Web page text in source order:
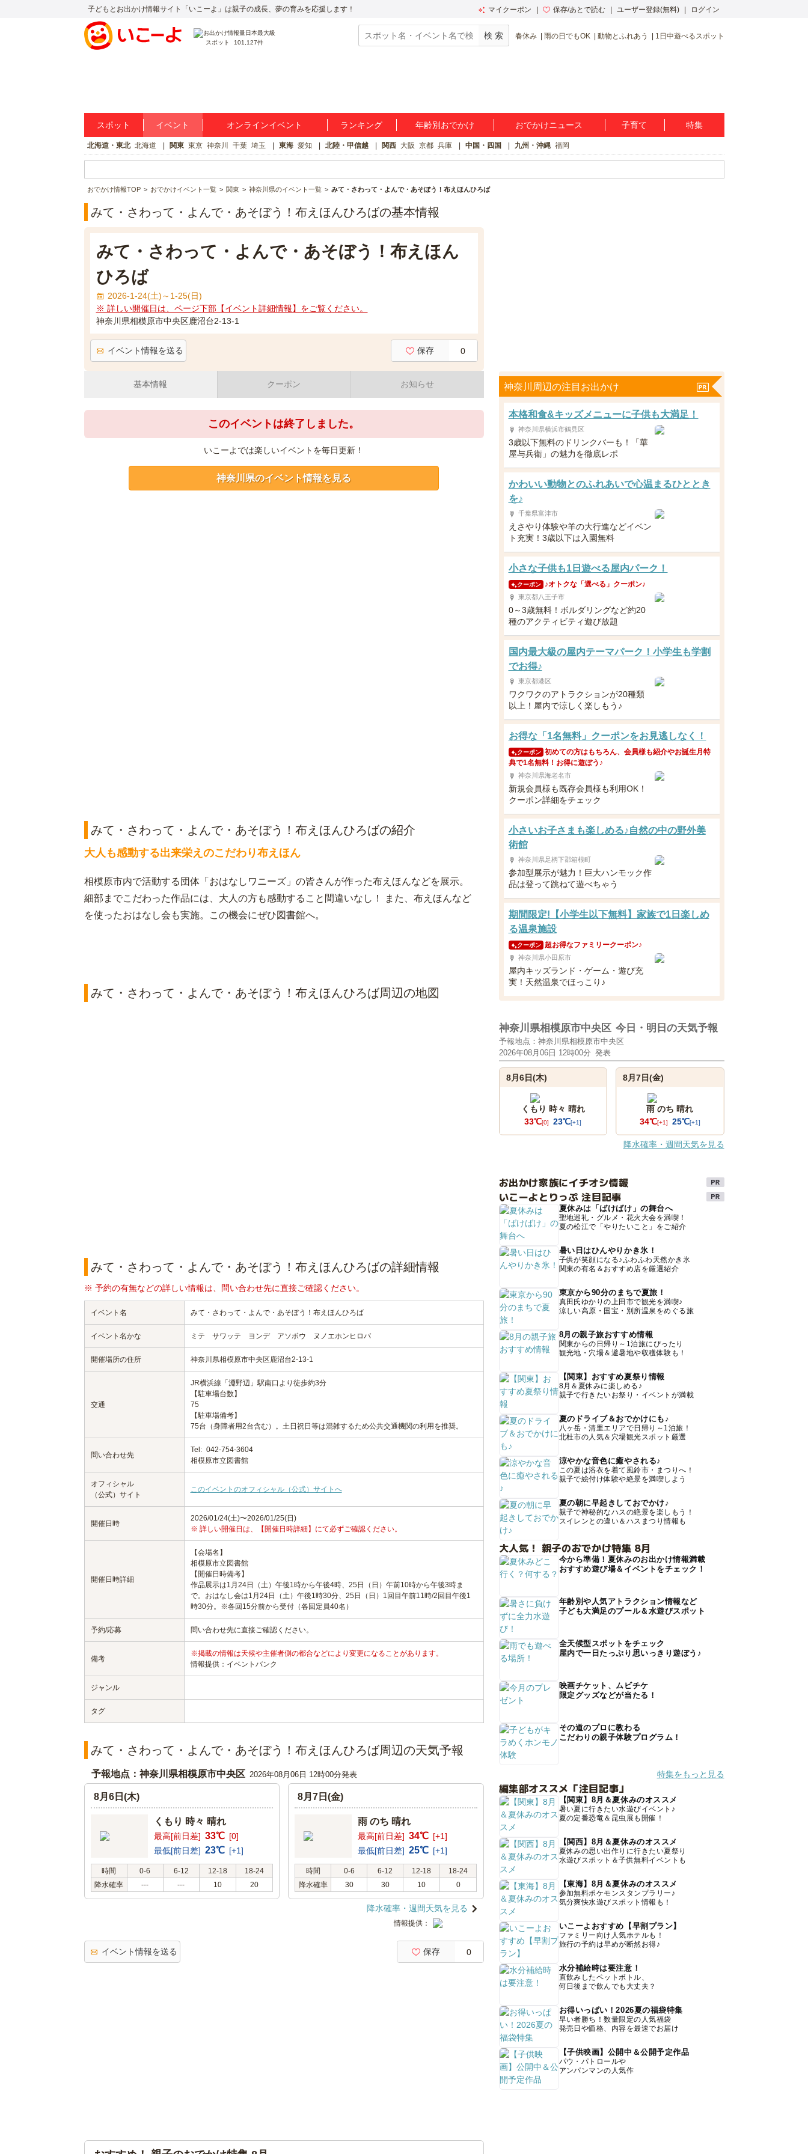
子どもとお出かけ情報サイト「いこーよ」は親子の成長、夢の育みを応援します！ マイクーポン 保存/あとで読む ユーザー登録(無料) ログイン
スポット 101,127件
春休み 雨の日でもOK 動物とふれあう 1日中遊べるスポット
スポット イベント オンラインイベント ランキング 年齢別おでかけ おでかけニュース 子育て 特集
北海道・東北 北海道 関東 東京 神奈川 千葉 埼玉 東海 愛知 北陸・甲信越 関西 大阪 京都 兵庫 中国・四国 九州・沖縄 福岡
おでかけ情報TOP おでかけイベント一覧 関東 神奈川県のイベント一覧 みて・さわって・よんで・あそぼう！布えほんひろば
みて・さわって・よんで・あそぼう！布えほんひろばの基本情報
みて・さわって・よんで・あそぼう！布えほん
ひろば
2026-1-24(土)～1-25(日)
※ 詳しい開催日は、ページ下部【イベント詳細情報】をご覧ください。
神奈川県相模原市中央区鹿沼台2-13-1
イベント情報を送る 保存 0
基本情報 クーポン お知らせ
このイベントは終了しました。
いこーよでは楽しいイベントを毎日更新！
神奈川県のイベント情報を見る
みて・さわって・よんで・あそぼう！布えほんひろばの紹介
大人も感動する出来栄えのこだわり布えほん
相模原市内で活動する団体「おはなしワニーズ」の皆さんが作った布えほんなどを展示。
細部までこだわった作品には、大人の方も感動すること間違いなし！ また、布えほんなど
を使ったおはなし会も実施。この機会にぜひ図書館へ。
みて・さわって・よんで・あそぼう！布えほんひろば周辺の地図
みて・さわって・よんで・あそぼう！布えほんひろばの詳細情報
※ 予約の有無などの詳しい情報は、問い合わせ先に直接ご確認ください。
イベント名 みて・さわって・よんで・あそぼう！布えほんひろば
イベント名かな ミテ サワッテ ヨンデ アソボウ ヌノエホンヒロバ
開催場所の住所 神奈川県相模原市中央区鹿沼台2-13-1
交通
JR横浜線「淵野辺」駅南口より徒歩約3分
【駐車場台数】
75
【駐車場備考】
75台（身障者用2台含む）。土日祝日等は混雑するため公共交通機関の利用を推奨。
問い合わせ先
Tel: 042-754-3604
相模原市立図書館
オフィシャル
（公式）サイト
このイベントのオフィシャル（公式）サイトへ
開催日時
2026/01/24(土)〜2026/01/25(日)
※ 詳しい開催日は、【開催日時詳細】にて必ずご確認ください。
開催日時詳細
【会場名】
相模原市立図書館
【開催日時備考】
作品展示は1月24日（土）午後1時から午後4時、25日（日）午前10時から午後3時ま
で。おはなし会は1月24日（土）午後1時30分、25日（日）1回目午前11時/2回目午後1
時30分。※各回15分前から受付（各回定員40名）
予約/応募 問い合わせ先に直接ご確認ください。
備考
※掲載の情報は天候や主催者側の都合などにより変更になることがあります。
情報提供：イベントバンク
ジャンル
タグ
みて・さわって・よんで・あそぼう！布えほんひろば周辺の天気予報
予報地点：神奈川県相模原市中央区 2026年08月06日 12時00分発表
8月6日(木)
くもり 時々 晴れ
最高[前日差] 33℃ [0]
最低[前日差] 23℃ [+1]
時間 0-6 6-12 12-18
18-24
降水確率
--- --- 10 20
8月7日(金)
雨 のち 晴れ
最高[前日差] 34℃ [+1]
最低[前日差] 25℃ [+1]
時間 0-6 6-12 12-18
18-24
降水確率
30 30 10 0
降水確率・週間天気を見る
情報提供：
イベント情報を送る 保存 0
神奈川周辺の注目お出かけ
本格和食&キッズメニューに子供も大満足！
神奈川県横浜市鶴見区
3歳以下無料のドリンクバーも！「華
屋与兵衛」の魅力を徹底レポ
かわいい動物とのふれあいで心温まるひととき
を♪
千葉県富津市
えさやり体験や羊の大行進などイベン
ト充実！3歳以下は入園無料
小さな子供も1日遊べる屋内パーク！
クーポン ♪オトクな「選べる」クーポン♪
東京都八王子市
0～3歳無料！ボルダリングなど約20
種のアクティビティ遊び放題
国内最大級の屋内テーマパーク！小学生も学割
でお得♪
東京都港区
ワクワクのアトラクションが20種類
以上！屋内で涼しく楽しもう♪
お得な「1名無料」クーポンをお見逃しなく！
クーポン 初めての方はもちろん、会員様も紹介やお誕生月特
典で1名無料！お得に遊ぼう♪
神奈川県海老名市
新規会員様も既存会員様も利用OK！
クーポン詳細をチェック
小さいお子さまも楽しめる♪自然の中の野外美
術館
神奈川県足柄下郡箱根町
参加型展示が魅力！巨大ハンモック作
品は登って跳ねて遊べちゃう
期間限定!【小学生以下無料】家族で1日楽しめ
る温泉施設
クーポン 超お得なファミリークーポン♪
神奈川県小田原市
屋内キッズランド・ゲーム・遊び充
実！天然温泉でほっこり♪
神奈川県相模原市中央区 今日・明日の天気予報
予報地点：神奈川県相模原市中央区
2026年08月06日 12時00分 発表
8月6日(木)
くもり 時々 晴れ
33℃[0] 23℃[+1]
8月7日(金)
雨 のち 晴れ
34℃[+1] 25℃[+1]
降水確率・週間天気を見る
お出かけ家族にイチオシ情報
いこーよとりっぷ 注目記事
夏休みは「ばけばけ」の舞台へ
聖地巡礼・グルメ・花火大会を満喫！
夏の松江で「やりたいこと」をご紹介
暑い日はひんやりかき氷！
子供が笑顔になる♪ふわふわ天然かき氷
関東の有名＆おすすめ店を厳選紹介
東京から90分のまちで夏旅！
真田氏ゆかりの上田市で観光を満喫♪
涼しい高原・国宝・別所温泉をめぐる旅
8月の親子旅おすすめ情報
関東からの日帰り～1泊旅にぴったり
観光地・穴場＆避暑地や収穫体験も！
【関東】おすすめ夏祭り情報
8月＆夏休みに楽しめる♪
親子で行きたいお祭り・イベントが満載
夏のドライブ＆おでかけにも♪
八ヶ岳・清里エリアで日帰り～1泊旅！
北杜市の人気＆穴場観光スポット厳選
涼やかな音色に癒やされる♪
この夏は浴衣を着て風鈴市・まつりへ！
親子で絵付け体験や絶景を満喫しよう
夏の朝に早起きしておでかけ♪
親子で神秘的なハスの絶景を楽しもう！
スイレンとの違い＆ハスまつり情報も
大人気！ 親子のおでかけ特集 8月
今から準備！夏休みのお出かけ情報満載
おすすめ遊び場＆イベントをチェック！
年齢別や人気アトラクション情報など
子ども大満足のプール＆水遊びスポット
全天候型スポットをチェック
屋内で一日たっぷり思いっきり遊ぼう♪
映画チケット、ムビチケ
限定グッズなどが当たる！
その道のプロに教わる
こだわりの親子体験プログラム！
特集をもっと見る
編集部オススメ「注目記事」
【関東】8月＆夏休みのオススメ
暑い夏に行きたい水遊びイベント♪
夏の定番恐竜＆昆虫展も開催！
【関西】8月＆夏休みのオススメ
夏休みの思い出作りに行きたい夏祭り
水遊びスポット＆子供無料イベントも
【東海】8月＆夏休みのオススメ
参加無料ポケモンスタンプラリー♪
気分爽快水遊びスポット情報も！
いこーよおすすめ【早割プラン】
ファミリー向け人気ホテルも！
旅行の予約は早めが断然お得♪
水分補給時は要注意！
直飲みしたペットボトル、
何日後まで飲んでも大丈夫？
お得いっぱい！2026夏の福袋特集
早い者勝ち！数量限定の人気福袋
発売日や価格、内容を最速でお届け
【子供映画】公開中＆公開予定作品
パウ・パトロールや
アンパンマンの人気作